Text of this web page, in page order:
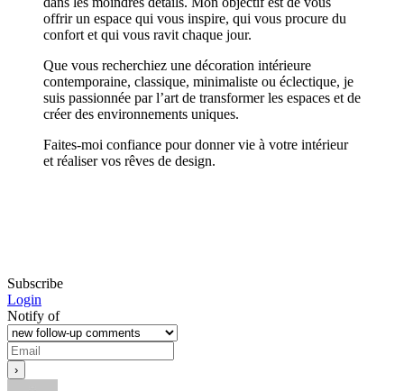
offrir un espace qui vous inspire, qui vous procure du
confort et qui vous ravit chaque jour.
Que vous recherchiez une décoration intérieure
contemporaine, classique, minimaliste ou éclectique, je
suis passionnée par l’art de transformer les espaces et de
créer des environnements uniques.
Faites-moi confiance pour donner vie à votre intérieur
et réaliser vos rêves de design.
Subscribe
Login
Notify of